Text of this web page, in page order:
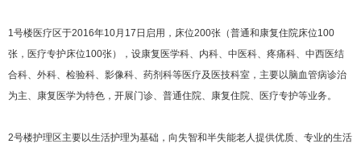
1号楼医疗区于2016年10月17日启用，床位200张（普通和康复住院床位100
张，医疗专护床位100张），设康复医学科、内科、中医科、疼痛科、中西医结
合科、外科、检验科、影像科、药剂科等医疗及医技科室，主要以脑血管病诊治
为主、康复医学为特色，开展门诊、普通住院、康复住院、医疗专护等业务。
2号楼护理区主要以生活护理为基础，向失智和半失能老人提供优质、专业的生活